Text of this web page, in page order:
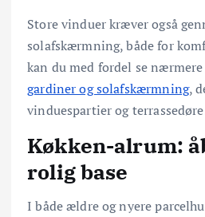
Store vinduer kræver også
solafskærmning, både for
kan du med fordel se
gardiner og solafskærmning,
vinduespartier og
Køkken-alrum:
rolig base
I både ældre og nyere